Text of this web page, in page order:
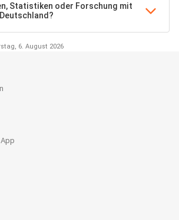
Statistiken oder Forschung mit
6. August 2026